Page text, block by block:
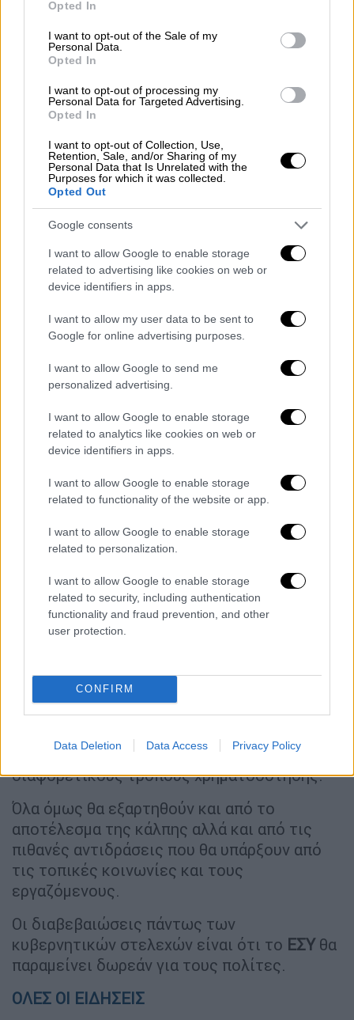
use your data for below specified purposes in below Google
consent section.
Opted In
I want to opt-out of the Sale of my
Personal Data.
Opted In
I want to opt-out of processing my
Personal Data for Targeted Advertising.
Opted In
I want to opt-out of Collection, Use,
Retention, Sale, and/or Sharing of my
Personal Data that Is Unrelated with the
Purposes for which it was collected.
Opted Out
Google consents
I want to allow Google to enable storage
related to advertising like cookies on web or
device identifiers in apps.
I want to allow my user data to be sent to
Google for online advertising purposes.
I want to allow Google to send me
personalized advertising.
I want to allow Google to enable storage
related to analytics like cookies on web or
device identifiers in apps.
I want to allow Google to enable storage
related to functionality of the website or app.
I want to allow Google to enable storage
related to personalization.
I want to allow Google to enable storage
related to security, including authentication
functionality and fraud prevention, and other
user protection.
CONFIRM
Data Deletion Data Access Privacy Policy
Ήδη άλλωστε έχειδοκιμαστεί
το σχέδιο
αφού για να απομακρυνθούν τα
ράντζααπό
μεταφέρονταν ασθενείς σειδιωτικές
κλινικές.
Ήταν το πρώτοcrash test που έγινε για να
διαπιστωθεί εάν μπορούν να
συνλειτουργήσουν
το επίπεδο. Κάτι που είχε γίνει νωρίτερα
και εν μέσω έξαρσης της
Το συγκεκριμένο σχέδιο αναμένεται να
επεκταθεί, με βάση τις μελέτες που έχουν
βαθμό ησύμπραξη δημοσίου με τον ιδιωτικό
τομέα.
Ταυτόχρονα όμως με βάση τους
εκλεγεί και πάλι χωρίς να χρειαστεί να
παραδώσει τουπουργείο Υγείαςσε μία
πιθανή συγκυβέρνηση, θα αξιοποιηθεί ο
ιδιωτικός τομέας και για το μάνατζμεντ των
νοσοκομείων. Σχέδιο που δεν είχε κρύψει η
από την πρώτη στιγμή.
Ειδικότερα στην περίπτωση αυτή,
εξετάζεται να δοθεί το μάνατζμεντ των
μεγάλων δημοσίων νοσοκομείων σε
ιδιωτικούς φορείς ώστε να μετατραπούν οι
ΜονάδεςτουΕΣΥ
Θα έχει προηγηθεί βέβαια η μετατροπή των
περισσοτέρων δημοσίων νοσοκομείων σε
είναι πιο ευέλικτα σεπροσλήψειςαλλά και
διαφορετικούς τρόπους χρηματοδότησης.
Όλα όμως θα εξαρτηθούν και από το
αποτέλεσμα της κάλπης αλλά και από τις
πιθανές αντιδράσεις που θα υπάρξουν από
τις τοπικές κοινωνίες και τους
εργαζόμενους.
Οι διαβεβαιώσεις πάντως των
κυβερνητικών στελεχών είναι ότι το ΕΣΥθα
παραμείνει δωρεάν για τους πολίτες.
ΟΛΕΣ ΟΙ ΕΙΔΗΣΕΙΣ